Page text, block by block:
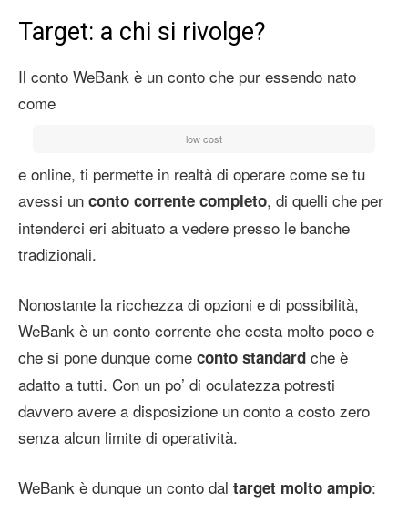
Target: a chi si rivolge?
Il conto WeBank è un conto che pur essendo nato
come
low cost
e online, ti permette in realtà di operare come se tu
avessi un conto corrente completo, di quelli che per
intenderci eri abituato a vedere presso le banche
tradizionali.
Nonostante la ricchezza di opzioni e di possibilità,
WeBank è un conto corrente che costa molto poco e
che si pone dunque come conto standard che è
adatto a tutti. Con un po’ di oculatezza potresti
davvero avere a disposizione un conto a costo zero
senza alcun limite di operatività.
WeBank è dunque un conto dal target molto ampio: